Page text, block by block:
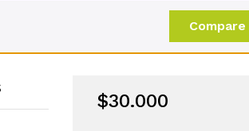
Compare
$30.000